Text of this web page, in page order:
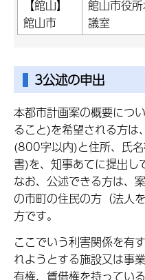
【館山】
館山市
館山市役
議室
3公述の申出
本都市計画案の概要につ
ること)を希望される方は
(800字以内)と住所、氏
書)を、知事あてに提出し
なお、公述できる方は、
の市町の住民の方（法人
方です。
ここでいう利害関係を有
れようとする施設又は事
有権、賃借権を持ってい